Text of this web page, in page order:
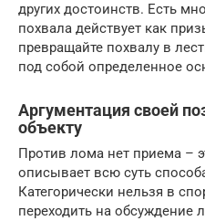
других достоинств. Есть
похвала действует как
превращайте похвалу в
под собой определенное
Аргументация своей
объекту
Против лома нет приема –
описывает всю суть
Категорически нельзя в
переходить на обсуждение